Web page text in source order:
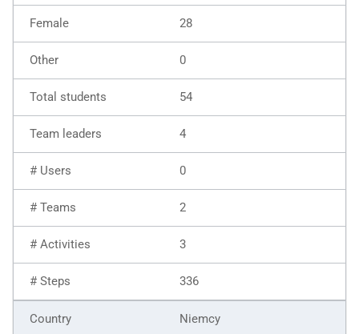
28
0
54
4
0
2
3
336
Niemcy